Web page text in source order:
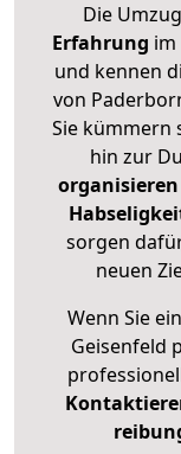
Die
Erfahrung im
und kennen
von
Sie kümmern
hin zur
sorgen
neuen
Wenn Sie
Geisenfeld